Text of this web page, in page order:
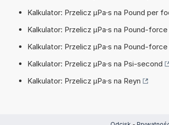
Kalkulator: Przelicz µPa·s na Pound per
Kalkulator: Przelicz µPa·s na Pound-
Kalkulator: Przelicz µPa·s na Pound-
Kalkulator: Przelicz µPa·s na Psi-second
Kalkulator: Przelicz µPa·s na Reyn